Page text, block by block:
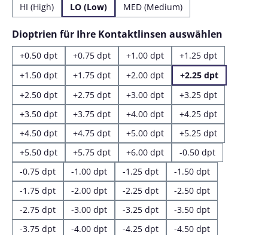
HI (High) LO (Low) MED (Medium)
Dioptrien für Ihre Kontaktlinsen auswählen
+0.50 dpt +0.75 dpt +1.00 dpt
+1.25 dpt
+1.50 dpt
+1.75 dpt +2.00 dpt
+2.25 dpt
+2.50 dpt
+2.75 dpt +3.00 dpt
+3.25 dpt
+3.50 dpt
+3.75 dpt +4.00 dpt
+4.25 dpt
+4.50 dpt
+4.75 dpt +5.00 dpt
+5.25 dpt
+5.50 dpt
+5.75 dpt +6.00 dpt
-0.50 dpt
-0.75 dpt
-1.00 dpt -1.25 dpt
-1.50 dpt
-1.75 dpt
-2.00 dpt -2.25 dpt
-2.50 dpt
-2.75 dpt
-3.00 dpt -3.25 dpt
-3.50 dpt
-3.75 dpt
-4.00 dpt -4.25 dpt
-4.50 dpt